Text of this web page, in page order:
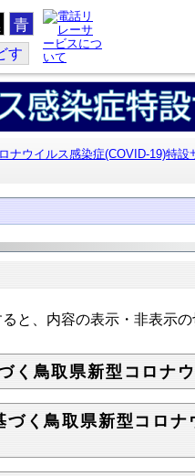
青
す
ナウイルス感染症(COVID-19)特設
と、内容の表示・非表示の
く鳥取県新型コロナ
く鳥取県新型コロ